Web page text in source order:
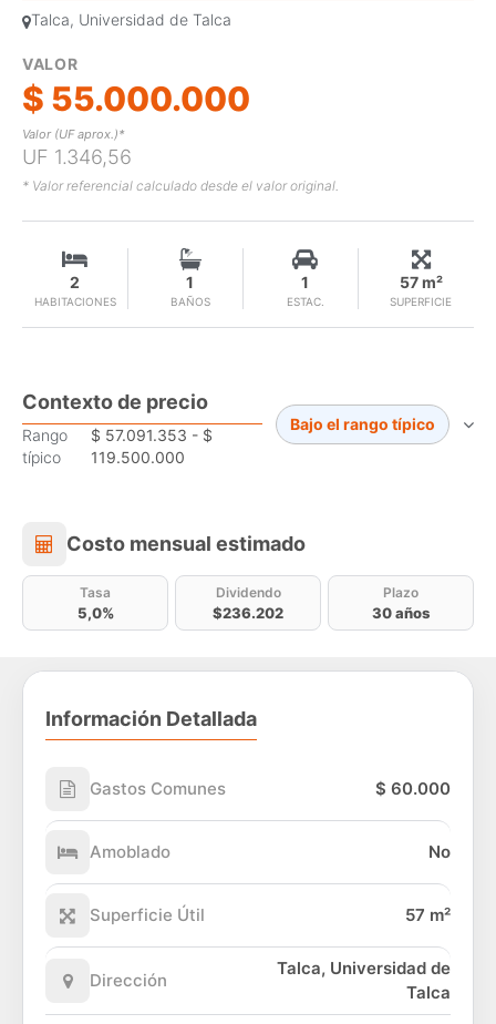
Talca, Universidad de Talca
VALOR
$ 55.000.000
Valor (UF aprox.)*
UF 1.346,56
* Valor referencial calculado desde el valor original.
HABITACIONES
2
BAÑOS
1
ESTAC.
1
SUPERFICIE
57 m²
Contexto de precio
Rango
típico
$ 57.091.353 - $
119.500.000
Bajo el rango típico
Costo mensual estimado
Costo mensual estimado
Tasa
5,0%
Dividendo
$236.202
Plazo
30 años
Información Detallada
Gastos Comunes $ 60.000
Amoblado No
Superficie Útil 57 m²
Dirección
Talca, Universidad de
Talca